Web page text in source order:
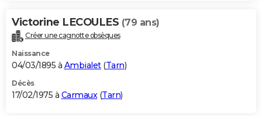
Victorine LECOULES (79 ans)
Créer une cagnotte obsèques
Naissance
04/03/1895 à Ambialet(Tarn)
Décès
17/02/1975 à Carmaux (Tarn)